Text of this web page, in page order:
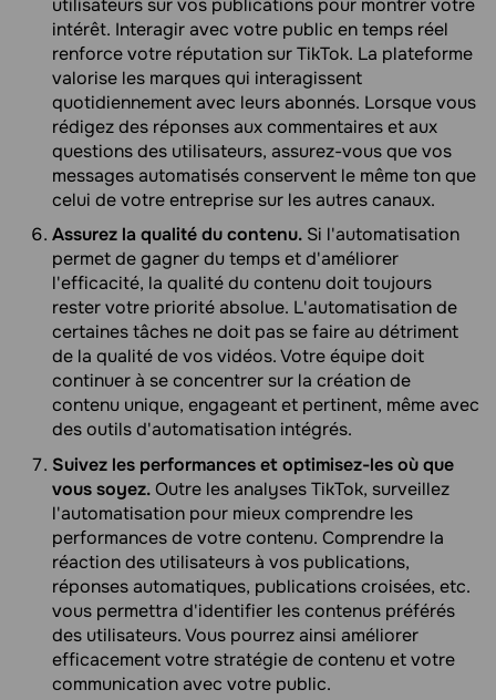
intérêt. Interagir avec votre public en temps réel
renforce votre réputation sur TikTok. La plateforme
valorise les marques qui interagissent
quotidiennement avec leurs abonnés. Lorsque vous
rédigez des réponses aux commentaires et aux
questions des utilisateurs, assurez-vous que vos
messages automatisés conservent le même ton que
celui de votre entreprise sur les autres canaux.
Assurez la qualité du contenu. Si l'automatisation
permet de gagner du temps et d'améliorer
l'efficacité, la qualité du contenu doit toujours
rester votre priorité absolue. L'automatisation de
certaines tâches ne doit pas se faire au détriment
de la qualité de vos vidéos. Votre équipe doit
continuer à se concentrer sur la création de
contenu unique, engageant et pertinent, même avec
des outils d'automatisation intégrés.
Suivez les performances et optimisez-les où que
vous soyez.Outre les analyses TikTok, surveillez
l'automatisation pour mieux comprendre les
performances de votre contenu. Comprendre la
réaction des utilisateurs à vos publications,
réponses automatiques, publications croisées, etc.
vous permettra d'identifier les contenus préférés
des utilisateurs. Vous pourrez ainsi améliorer
efficacement votre stratégie de contenu et votre
communication avec votre public.